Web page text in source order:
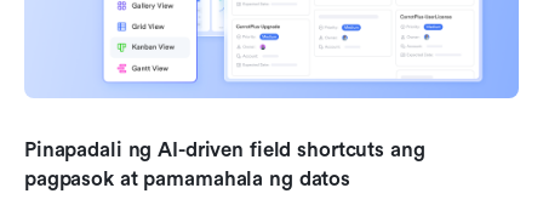
Pinapadali ng AI-driven field shortcuts ang
pagpasok at pamamahala ng datos